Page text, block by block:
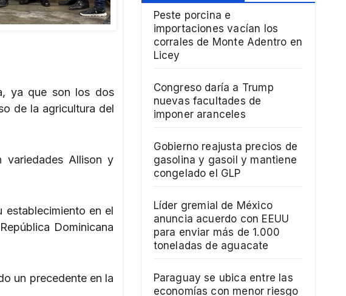
ya que son los dos
de la agricultura del
variedades Allison y
en el
Dominicana
un precedente en la
Peste porcina e
importaciones vacían los
corrales de Monte Adentro en
Licey
Congreso daría a Trump
nuevas facultades de
imponer aranceles
Gobierno reajusta precios de
gasolina y gasoil y mantiene
congelado el GLP
Líder gremial de México
anuncia acuerdo con EEUU
para enviar más de 1.000
toneladas de aguacate
Paraguay se ubica entre las
economías con menor riesgo